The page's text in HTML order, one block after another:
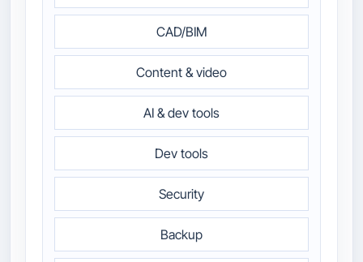
CAD/BIM
Content & video
AI & dev tools
Dev tools
Security
Backup